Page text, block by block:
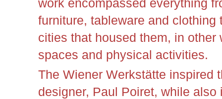
work encompassed everything
furniture, tableware and clothing
cities that housed them, in other
spaces and physical activities.
The Wiener Werkstätte inspired
designer, Paul Poiret, while also